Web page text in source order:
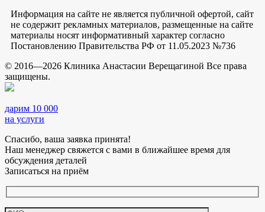
Информация на сайте не является публичной офертой, сайт
не содержит рекламных материалов, размещенные на сайте
материалы носят информативный характер согласно
Постановлению Правительства РФ от 11.05.2023 №736
© 2016—2026 Клиника Анастасии Верещагиной Все права
защищены.
дарим 10 000
на услуги
Спасибо, ваша заявка принята!
Наш менеджер свяжется с вами в ближайшее время для
обсуждения деталей
Записаться на приём